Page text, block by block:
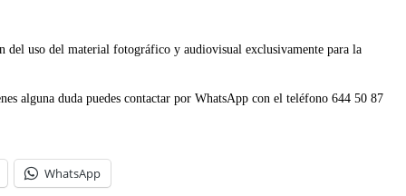
uso del material fotográfico y audiovisual exclusivamente para la
alguna duda puedes contactar por WhatsApp con el teléfono 644 50 87
WhatsApp